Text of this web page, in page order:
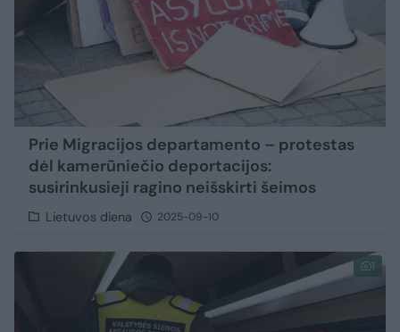
Prie Migracijos departamento – protestas
dėl kamerūniečio deportacijos:
susirinkusieji ragino neišskirti šeimos
Lietuvos diena 2025-09-10
1